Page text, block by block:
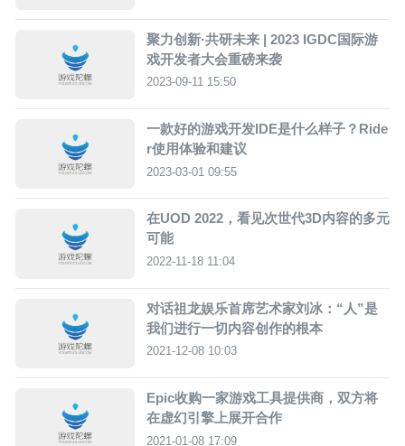
聚力创新·共研未来 | 2023 IGDC国际游
戏开发者大会重磅来袭
2023-09-11 15:50
一款好的游戏开发IDE是什么样子？Ride
r使用体验和建议
2023-03-01 09:55
在UOD 2022，看见次世代3D内容的多元
可能
2022-11-18 11:04
对话祖龙娱乐首席艺术家刘冰：“人”是
我们进行一切内容创作的根本
2021-12-08 10:03
Epic收购一家游戏工具提供商，双方将
在虚幻引擎上展开合作
2021-01-08 17:09